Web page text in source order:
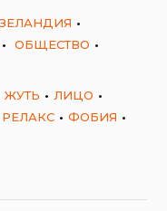
ОБЩЕСТВО
ЖУТЬ
ЛИЦО
РЕЛАКС
ФОБИЯ